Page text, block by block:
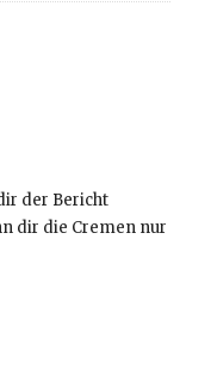
der Bericht
dir die Cremen nur